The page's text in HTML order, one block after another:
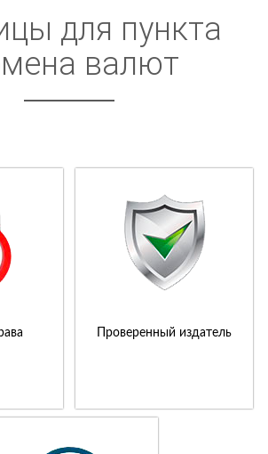
для пункта
валют
Проверенный издатель